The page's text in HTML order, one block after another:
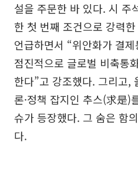
설을 주문한 바 있다. 시 주
한 첫 번째 조건으로 강력
언급하면서 “위안화가 결
점진적으로 글로벌 비축통
한다”고 강조했다. 그리고,
론·정책 잡지인 추스(求是)
슈가 등장했다. 그 숨은 함
다.